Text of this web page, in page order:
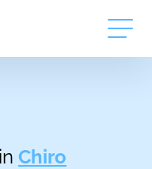
Chiro